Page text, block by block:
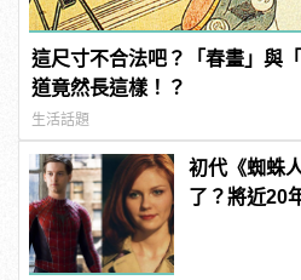
這尺寸不合法吧？「春畫」與
道竟然長這樣！？
生活話題
初代《蜘蛛
了？將近20